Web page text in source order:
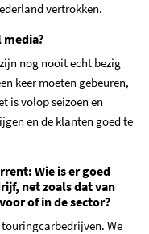
vertrokken.
media?
nog nooit echt bezig
keer moeten gebeuren,
is volop seizoen en
en de klanten goed te
Wie is er goed
net zoals dat van
of in de sector?
touringcarbedrijven. We